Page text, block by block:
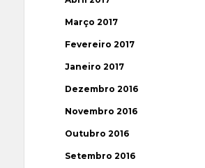
Março 2017
Fevereiro 2017
Janeiro 2017
Dezembro 2016
Novembro 2016
Outubro 2016
Setembro 2016